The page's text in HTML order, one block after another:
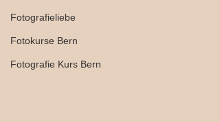
Fotografieliebe
Fotokurse Bern
Fotografie Kurs Bern